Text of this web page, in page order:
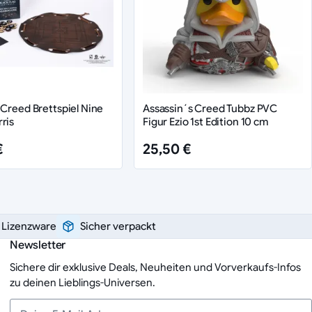
Creed Brettspiel Nine
Assassin´s Creed Tubbz PVC
Figur Ezio 1st Edition 10 cm
25,50 €
Sicher verpackt
Newsletter
Sichere dir exklusive Deals, Neuheiten und Vorverkaufs-Infos
zu deinen Lieblings-Universen.